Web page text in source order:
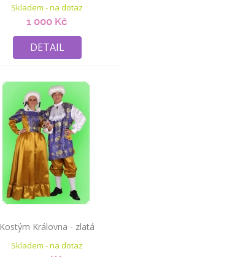
Skladem - na dotaz
1 000 Kč
DETAIL
Kostým Královna - zlatá
Skladem - na dotaz